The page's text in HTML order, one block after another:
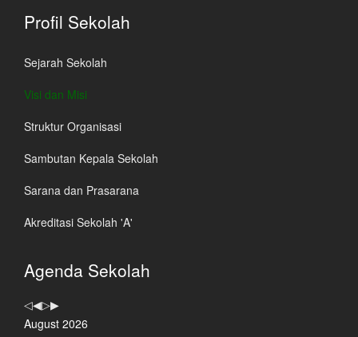
Profil Sekolah
Sejarah Sekolah
Visi dan Misi
Struktur Organisasi
Sambutan Kepala Sekolah
Sarana dan Prasarana
Akreditasi Sekolah 'A'
Agenda Sekolah
Previous
Year
Previous
Month
Year
Next
Month
August 2026